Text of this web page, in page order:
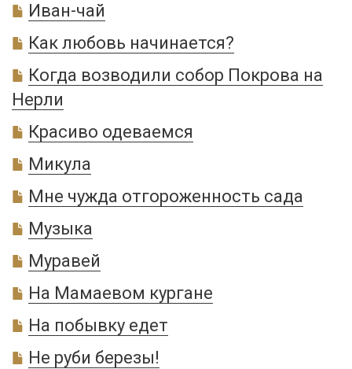
Иван-чай
Как любовь начинается?
Когда возводили собор Покрова на
Нерли
Красиво одеваемся
Микула
Мне чужда отгороженность сада
Музыка
Муравей
На Мамаевом кургане
На побывку едет
Не руби березы!